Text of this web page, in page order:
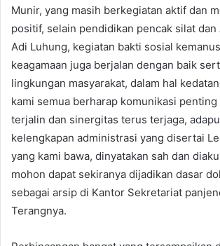
Munir, yang masih berkegiatan aktif dan
positif, selain pendidikan pencak silat dan
Adi Luhung, kegiatan bakti sosial
keagamaan juga berjalan dengan baik
lingkungan masyarakat, dalam hal
kami semua berharap komunikasi
terjalin dan sinergitas terus terjaga,
kelengkapan administrasi yang disertai
yang kami bawa, dinyatakan sah dan
mohon dapat sekiranya dijadikan dasar
sebagai arsip di Kantor Sekretariat
Terangnya.